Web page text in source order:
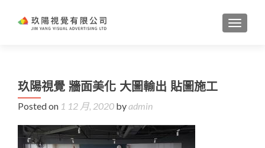
玖陽視覺 牆面美化 大圖輸出 貼圖施工
Posted on 1 12 月, 2020 byadmin